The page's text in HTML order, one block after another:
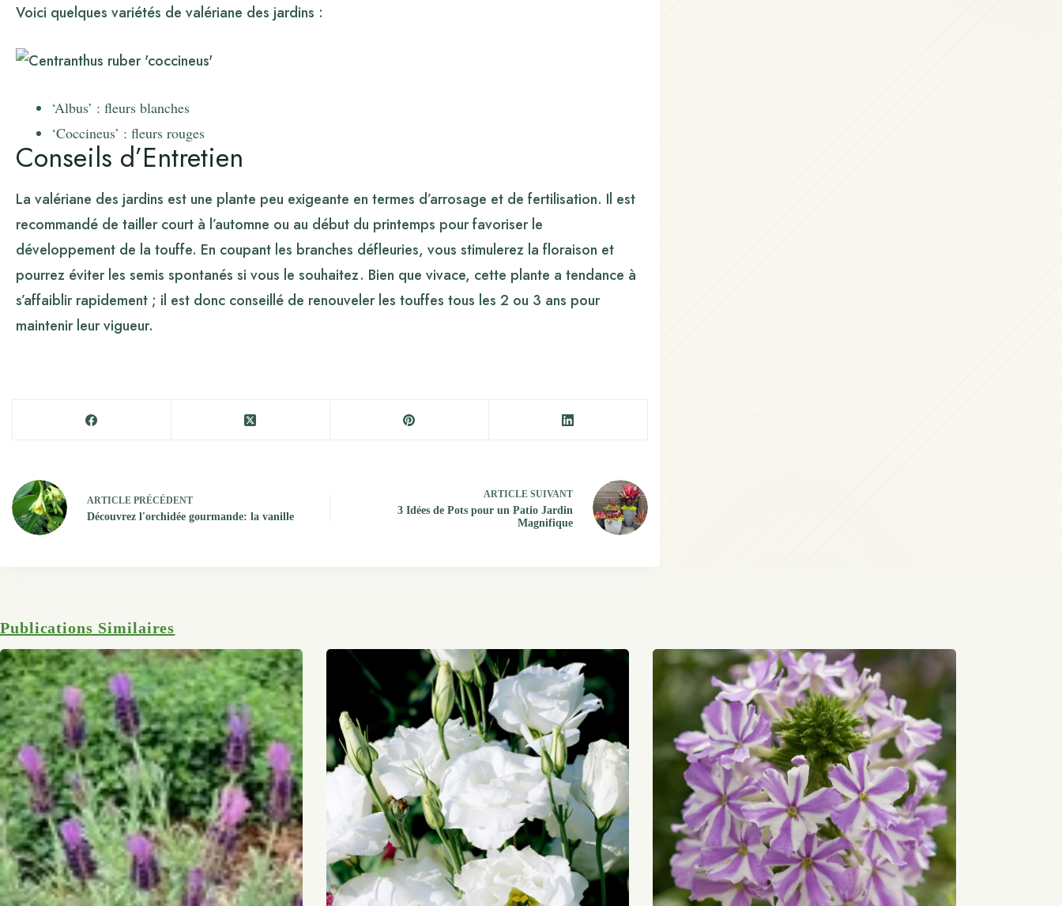
Voici quelques variétés de valériane des jardins :
‘Albus’ : fleurs blanches
‘Coccineus’ : fleurs rouges
Conseils d’Entretien
La valériane des jardins est une plante peu exigeante en termes d’arrosage et de fertilisation. Il est
recommandé de tailler court à l’automne ou au début du printemps pour favoriser le
développement de la touffe. En coupant les branches défleuries, vous stimulerez la floraison et
pourrez éviter les semis spontanés si vous le souhaitez. Bien que vivace, cette plante a tendance à
s’affaiblir rapidement ; il est donc conseillé de renouveler les touffes tous les 2 ou 3 ans pour
maintenir leur vigueur.
ARTICLE PRÉCÉDENT
Découvrez l'orchidée gourmande: la vanille
ARTICLESUIVANT
3 Idées de Pots pour un Patio Jardin
Magnifique
Publications Similaires